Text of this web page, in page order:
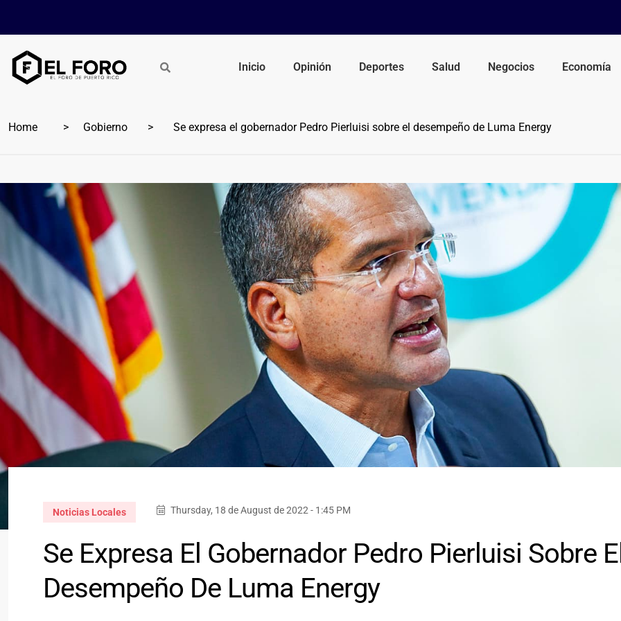
Inicio Opinión Deportes Salud Negocios Economía
Home Gobierno Se expresa el gobernador Pedro Pierluisi sobre el desempeño de Luma Energy
Noticias Locales Thursday, 18 de August de 2022 - 1:45 PM
Se Expresa El Gobernador Pedro Pierluisi Sobre
Desempeño De Luma Energy